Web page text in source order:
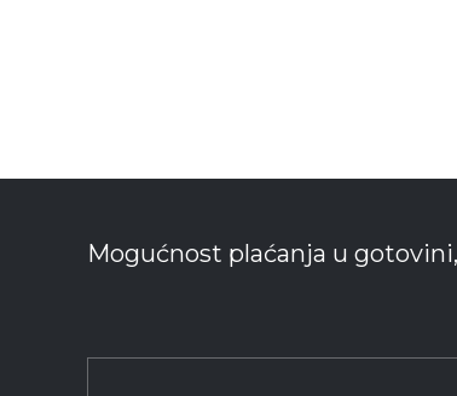
Mogućnost plaćanja u